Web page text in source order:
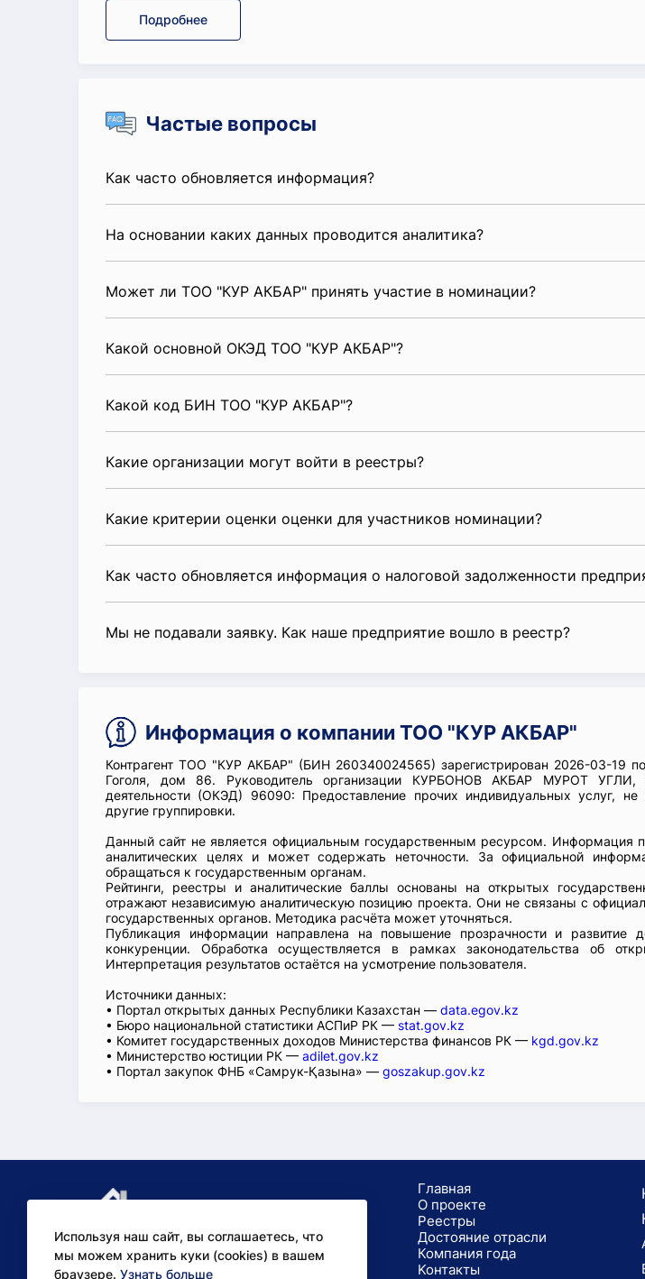
Подробнее
Частые вопросы
Как часто обновляется информация?
На основании каких данных проводится аналитика?
Может ли ТОО "КУР АКБАР" принять участие в номинации?
Какой основной ОКЭД ТОО "КУР АКБАР"?
Какой код БИН ТОО "КУР АКБАР"?
Какие организации могут войти в реестры?
Какие критерии оценки оценки для участников номинации?
Как часто обновляется информация о налоговой задолженности
Мы не подавали заявку. Как наше предприятие вошло в реестр?
Информация о компании ТОО "КУР АКБАР"
Контрагент ТОО "КУР АКБАР" (БИН 260340024565) зарегистрирован 2026-03-19
Гоголя, дом 86. Руководитель организации КУРБОНОВ АКБАР МУРОТ УГЛИ,
деятельности (ОКЭД) 96090: Предоставление прочих индивидуальных услуг,
другие группировки.
Данный сайт не является официальным государственным ресурсом. Информация
аналитических целях и может содержать неточности. За официальной
обращаться к государственным органам.
Рейтинги, реестры и аналитические баллы основаны на открытых
отражают независимую аналитическую позицию проекта. Они не связаны с
государственных органов. Методика расчёта может уточняться.
Публикация информации направлена на повышение прозрачности и развитие
конкуренции. Обработка осуществляется в рамках законодательства об
Интерпретация результатов остаётся на усмотрение пользователя.
Источники данных:
• Портал открытых данных Республики Казахстан — data.egov.kz
• Бюро национальной статистики АСПиР РК — stat.gov.kz
• Комитет государственных доходов Министерства финансов РК — kgd.gov.kz
• Министерство юстиции РК — adilet.gov.kz
• Портал закупок ФНБ «Самрук-Қазына» — goszakup.gov.kz
Используя наш сайт, вы соглашаетесь, что
мы можем хранить куки (cookies) в вашем
браузере. Узнать больше
Главная
О проекте
Реестры
Достояние отрасли
Компания года
Koнтaкты